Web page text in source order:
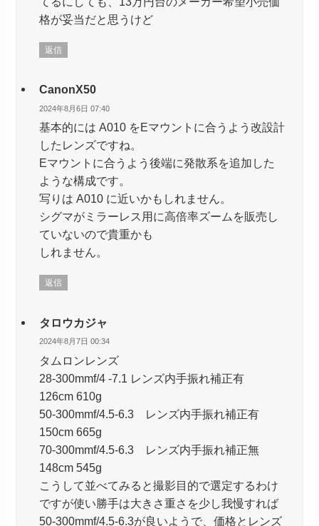
格が妥当だと思うけど
返信
CanonX50
2024年8月6日 07:40
基本的には A010 をEマウントに合うよう改設計
したレンズですね。
Eマウントに合うよう後端に発散系を追加した
ような構成です。
写りは A010 に近いかもしれません。
シグマがミラーレス用に高倍率ズームを販売し
ていないので貴重かも
しれません。
返信
タロウカジャ
2024年8月7日 00:34
タムロンレンズ
28-300mmf/4 -7.1 レンズ内手振れ補正有
126cm 610g
50-300mmf/4.5-6.3 レンズ内手振れ補正有
150cm 665g
70-300mmf/4.5-6.3 レンズ内手振れ補正無
148cm 545g
こうして並べてみると撮影目的で選定するわけ
ですが使い勝手は大きさ重さを少し我慢すれば
50-300mmf/4.5-6.3が良いようで、価格とレンズ